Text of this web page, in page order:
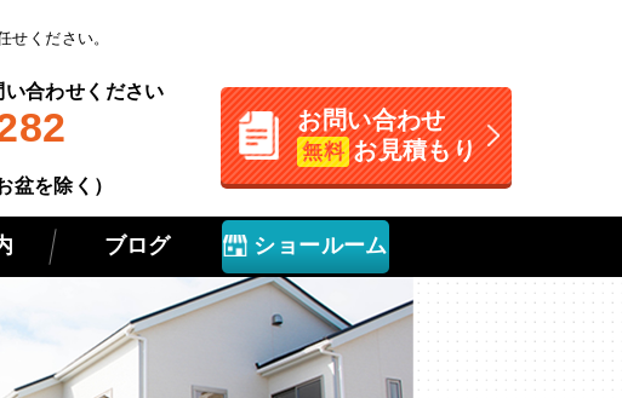
ください。
合わせください
盆を除く）
お問い合わせ
無料 お見積もり
ブログ ショールーム